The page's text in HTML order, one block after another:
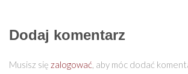
Dodaj komentarz
Musisz się zalogować, aby móc dodać